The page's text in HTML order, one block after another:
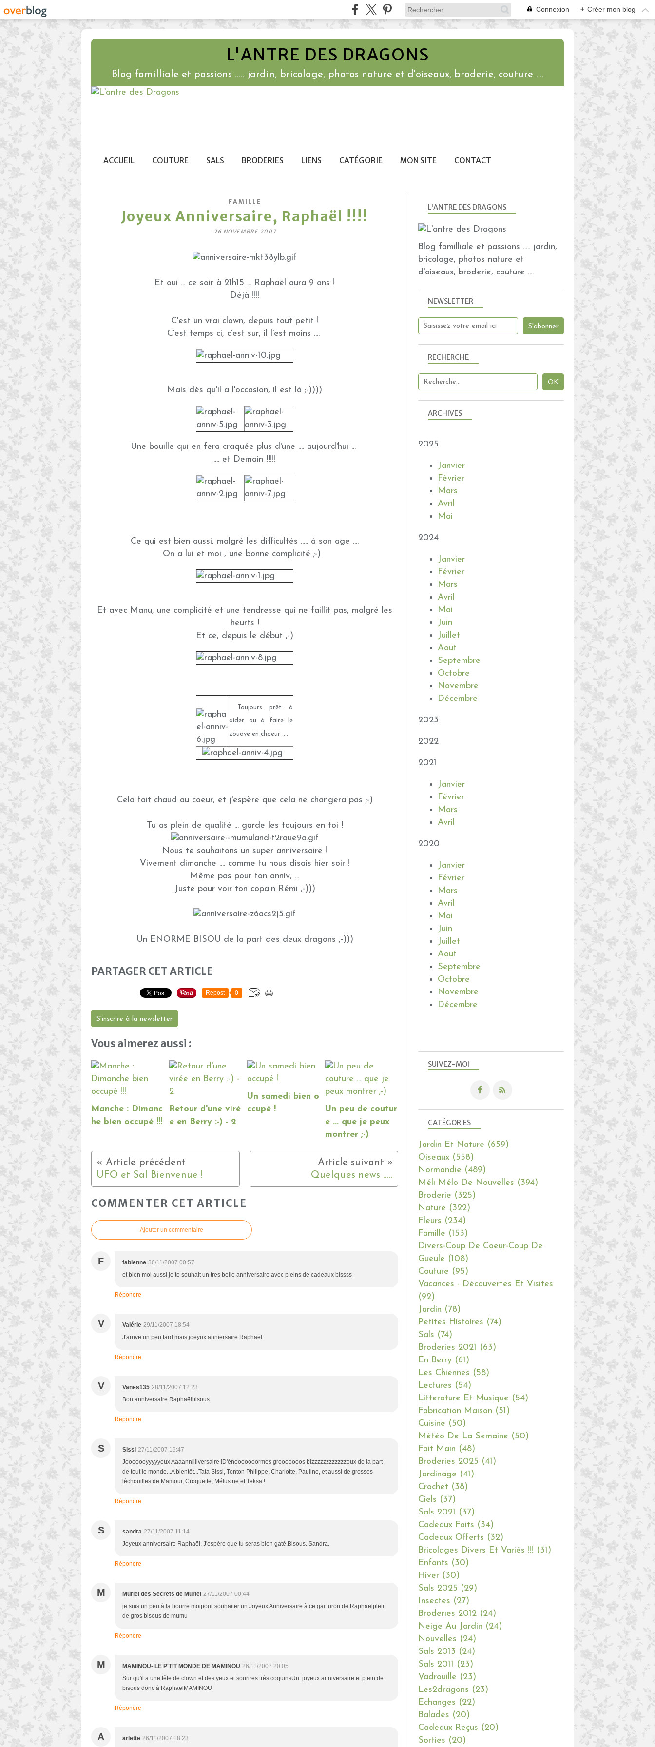
Connexion + Créer mon blog
L'ANTRE DES DRAGONS
Blog familliale et passions ..... jardin, bricolage, photos nature et d'oiseaux, broderie, couture ....
ACCUEIL COUTURE SALS BRODERIES LIENS CATÉGORIE MON SITE CONTACT
FAMILLE
Joyeux Anniversaire, Raphaël !!!!
26 NOVEMBRE 2007
Et oui ... ce soir à 21h15 ... Raphaël aura 9 ans !
Déjà !!!!
C'est un vrai clown, depuis tout petit !
C'est temps ci, c'est sur, il l'est moins ....
Mais dès qu'il a l'occasion, il est là ;-))))
Une bouille qui en fera craquée plus d'une .... aujourd'hui ...
.... et Demain !!!!!
Ce qui est bien aussi, malgré les difficultés ..... à son age ....
On a lui et moi , une bonne complicité ;-)
Et avec Manu, une complicité et une tendresse qui ne faillit pas, malgré les
heurts !
Et ce, depuis le début ,-)
Toujours prêt à
aider ou à faire le
zouave en choeur ....
Cela fait chaud au coeur, et j'espère que cela ne changera pas ;-)
Tu as plein de qualité ... garde les toujours en toi !
Nous te souhaitons un super anniversaire !
Vivement dimanche .... comme tu nous disais hier soir !
Même pas pour ton anniv, ...
Juste pour voir ton copain Rémi ,-)))
Un ENORME BISOU de la part des deux dragons ,-)))
PARTAGER CET ARTICLE
Repost 0
S'inscrire à la newsletter
Vous aimerez aussi :
Manche : Dimanc
he bien occupé !!!
Retour d'une viré
e en Berry :-) - 2
Un samedi bien o
ccupé !
Un peu de coutur
e ... que je peux
montrer ;-)
UFO et Sal Bienvenue ! Quelques news .....
COMMENTER CET ARTICLE
Ajouter un commentaire
F fabienne 30/11/2007 00:57
et bien moi aussi je te souhait un tres belle anniversaire avec pleins de cadeaux bissss
Répondre
V Valérie 29/11/2007 18:54
J'arrive un peu tard mais joeyux anniersaire Raphaël
Répondre
V Vanes135 28/11/2007 12:23
Bon anniversaire Raphaëlbisous
Répondre
S Sissi 27/11/2007 19:47
Jooooooyyyyyeux Aaaanniiiiversaire !D'énooooooormes grooooooos bizzzzzzzzzzzzoux de la part
de tout le monde...A bientôt...Tata Sissi, Tonton Philippe, Charlotte, Pauline, et aussi de grosses
léchouilles de Mamour, Croquette, Mélusine et Teksa !
Répondre
S sandra 27/11/2007 11:14
Joyeux anniversaire Raphaël. J'espère que tu seras bien gaté.Bisous. Sandra.
Répondre
M Muriel des Secrets de Muriel 27/11/2007 00:44
je suis un peu à la bourre moipour souhaiter un Joyeux Anniversaire à ce gai luron de Raphaëlplein
de gros bisous de mumu
Répondre
M MAMINOU- LE P'TIT MONDE DE MAMINOU 26/11/2007 20:05
Sur qu'il a une tête de clown et des yeux et sourires très coquinsUn joyeux anniversaire et plein de
bisous donc à RaphaëlMAMINOU
Répondre
A arlette 26/11/2007 18:23
NEWSLETTER
SUIVEZ-MOI
RECHERCHE
L'ANTRE DES DRAGONS
Blog familliale et passions ..... jardin,
bricolage, photos nature et
d'oiseaux, broderie, couture ....
CATÉGORIES
Jardin Et Nature (659)
Oiseaux (558)
Normandie (489)
Méli Mélo De Nouvelles (394)
Broderie (325)
Nature (322)
Fleurs (234)
Famille (153)
Divers-Coup De Coeur-Coup De
Gueule (108)
Couture (95)
Vacances - Découvertes Et Visites
(92)
Jardin (78)
Petites Histoires (74)
Sals (74)
Broderies 2021
(63)
En Berry (61)
Les Chiennes (58)
Lectures (54)
Litterature Et Musique (54)
Fabrication Maison (51)
Cuisine (50)
Météo De La Semaine (50)
Fait Main (48)
Broderies 2025 (41)
Jardinage (41)
Crochet (38)
Ciels (37)
Sals 2021
(37)
Cadeaux Faits (34)
Cadeaux Offerts (32)
Bricolages Divers Et Variés !!! (31)
Enfants (30)
Hiver (30)
Sals 2025 (29)
Insectes (27)
Broderies 2012 (24)
Neige Au Jardin (24)
Nouvelles (24)
Sals 2013 (24)
Sals 2011
(23)
Vadrouille (23)
Les2dragons (23)
Echanges (22)
Balades (20)
Cadeaux Reçus (20)
Sorties (20)
ARCHIVES
2025
Janvier
Février
Mars
Avril
Mai
2024
Janvier
Février
Mars
Avril
Mai
Juin
Juillet
Aout
Septembre
Octobre
Novembre
Décembre
2023
2022
2021
Janvier
Février
Mars
Avril
2020
Janvier
Février
Mars
Avril
Mai
Juin
Juillet
Aout
Septembre
Octobre
Novembre
Décembre